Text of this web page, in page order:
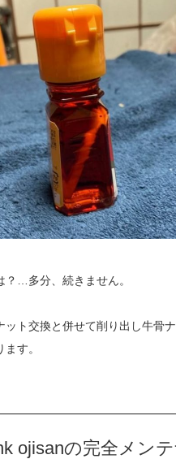
？…多分、続きません。
ット交換と併せて削り出し牛骨
す。
ojisanの完全メン